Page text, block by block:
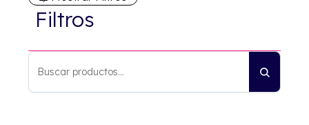
Filtros